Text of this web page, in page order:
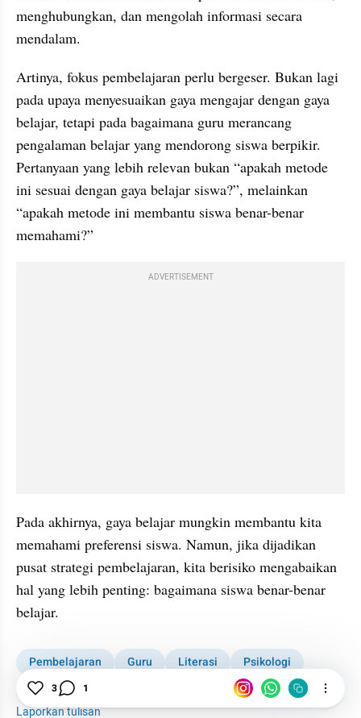
menghubungkan, dan mengolah informasi secara
mendalam.
Artinya, fokus pembelajaran perlu bergeser. Bukan lagi
pada upaya menyesuaikan gaya mengajar dengan gaya
belajar, tetapi pada bagaimana guru merancang
pengalaman belajar yang mendorong siswa berpikir.
Pertanyaan yang lebih relevan bukan “apakah metode
ini sesuai dengan gaya belajar siswa?”, melainkan
“apakah metode ini membantu siswa benar-benar
memahami?”
ADVERTISEMENT
Pada akhirnya, gaya belajar mungkin membantu kita
memahami preferensi siswa. Namun, jika dijadikan
pusat strategi pembelajaran, kita berisiko mengabaikan
hal yang lebih penting: bagaimana siswa benar-benar
belajar.
Pembelajaran Guru Literasi
Psikologi
Pendidikan
Laporkan tulisan
3 1